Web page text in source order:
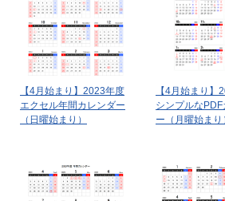
【4月始まり】2023年度
エクセル年間カレンダー
（日曜始まり）
【4月始まり】
シンプルな
ー（月曜始まり